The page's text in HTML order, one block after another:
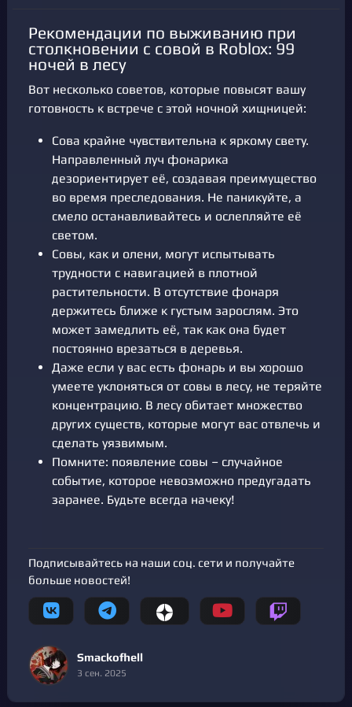
Рекомендации по выживанию при
столкновении с совой в Roblox: 99
ночей в лесу
Вот несколько советов, которые повысят вашу
готовность к встрече с этой ночной хищницей:
Сова крайне чувствительна к яркому свету.
Направленный луч фонарика
дезориентирует её, создавая преимущество
во время преследования. Не паникуйте, а
смело останавливайтесь и ослепляйте её
светом.
Совы, как и олени, могут испытывать
трудности с навигацией в плотной
растительности. В отсутствие фонаря
держитесь ближе к густым зарослям. Это
может замедлить её, так как она будет
постоянно врезаться в деревья.
Даже если у вас есть фонарь и вы хорошо
умеете уклоняться от совы в лесу, не теряйте
концентрацию. В лесу обитает множество
других существ, которые могут вас отвлечь и
сделать уязвимым.
Помните: появление совы – случайное
событие, которое невозможно предугадать
заранее. Будьте всегда начеку!
Подписывайтесь на наши соц. сети и получайте
больше новостей!
Smackofhell
3 сен. 2025